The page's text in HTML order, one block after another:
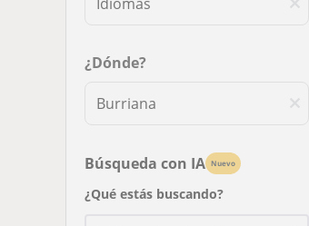
¿Dónde?
Búsqueda con IA Nuevo
¿Qué estás buscando?